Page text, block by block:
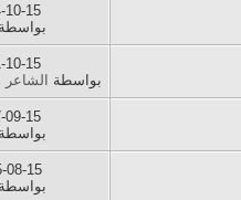
10-15
بواسطة
10-15
بواسطة الشاعر
09-15
بواسطة
08-15
بواسطة